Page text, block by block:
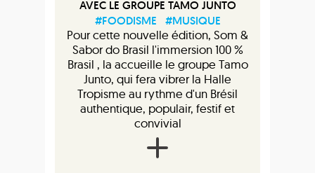
AVEC LE GROUPE TAMO JUNTO
#FOODISME
#MUSIQUE
Pour cette nouvelle édition, Som &
Sabor do Brasil l'immersion 100 %
Brasil , la accueille le groupe Tamo
Junto, qui fera vibrer la Halle
Tropisme au rythme d'un Brésil
authentique, populair, festif et
convivial